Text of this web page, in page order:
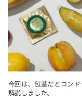
今回は、包茎だとコン
解説しました。